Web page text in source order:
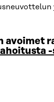
avoimet